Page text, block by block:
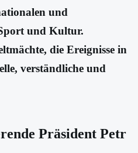
und
und Kultur.
die Ereignisse in
verständliche und
Präsident Petr